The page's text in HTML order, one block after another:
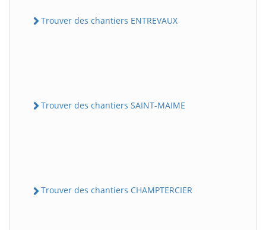
Trouver des chantiers ENTREVAUX
Trouver des chantiers SAINT-MAIME
Trouver des chantiers CHAMPTERCIER